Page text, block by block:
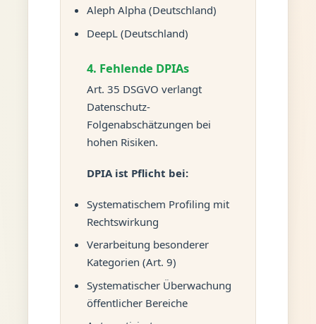
Aleph Alpha (Deutschland)
DeepL (Deutschland)
4. Fehlende DPIAs
Art. 35 DSGVO verlangt
Datenschutz-
Folgenabschätzungen bei
hohen Risiken.
DPIA ist Pflicht bei:
Systematischem Profiling mit
Rechtswirkung
Verarbeitung besonderer
Kategorien (Art. 9)
Systematischer Überwachung
öffentlicher Bereiche